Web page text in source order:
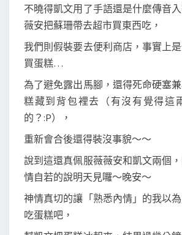
不曉得凱文用了手語還是什麼傳音
薇安把蘇珊帶去超市買東西吃，
我們則假裝要去便利商店，事實上
買蛋糕…
為了避免露出馬腳，還得死命硬塞
糕藏到背包裡去（有沒有覺得這
的？:P），
重新會合後還得裝沒事貌～～
說到這還真佩服薇薇安和凱文兩個
情自若的說明天見囉～晚安～
神情真切的讓「熟悉內情」的我以
吃蛋糕吧，